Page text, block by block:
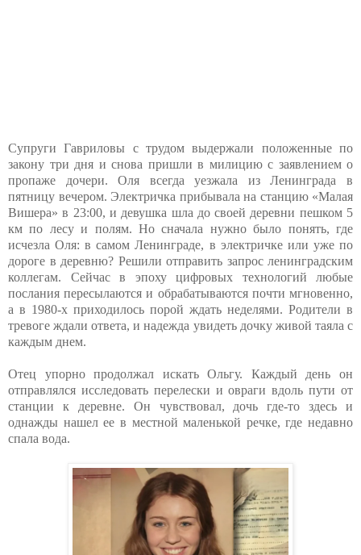
Супруги Гавриловы с трудом выдержали положенные по
закону три дня и снова пришли в милицию с заявлением о
пропаже дочери. Оля всегда уезжала из Ленинграда в
пятницу вечером. Электричка прибывала на станцию «Малая
Вишера» в 23:00, и девушка шла до своей деревни пешком 5
км по лесу и полям. Но сначала нужно было понять, где
исчезла Оля: в самом Ленинграде, в электричке или уже по
дороге в деревню? Решили отправить запрос ленинградским
коллегам. Сейчас в эпоху цифровых технологий любые
послания пересылаются и обрабатываются почти мгновенно,
а в 1980-х приходилось порой ждать неделями. Родители в
тревоге ждали ответа, и надежда увидеть дочку живой таяла с
каждым днем.
Отец упорно продолжал искать Ольгу. Каждый день он
отправлялся исследовать перелески и овраги вдоль пути от
станции к деревне. Он чувствовал, дочь где-то здесь и
однажды нашел ее в местной маленькой речке, где недавно
спала вода.